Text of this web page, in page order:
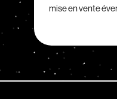
mise en vente